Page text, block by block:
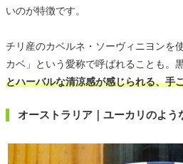
いのが特徴です。
チリ産のカベルネ・ソーヴィニヨンを
カベ」という愛称で呼ばれることも。
とハーバルな清涼感が感じられる、手
オーストラリア｜ユーカリのよう